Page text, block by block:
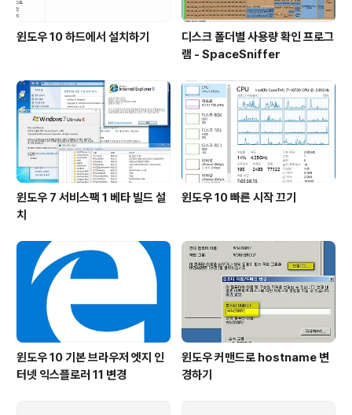
윈도우 10 하드에서 설치하기
디스크 폴더별 사용량 확인 프로그
램 - SpaceSniffer
윈도우 7 서비스팩 1 베타 빌드 설
치
윈도우 10 빠른 시작 끄기
윈도우 10 기본 브라우저 엣지 인
터넷 익스플로러 11 변경
윈도우 커맨드로 hostname 변
경하기